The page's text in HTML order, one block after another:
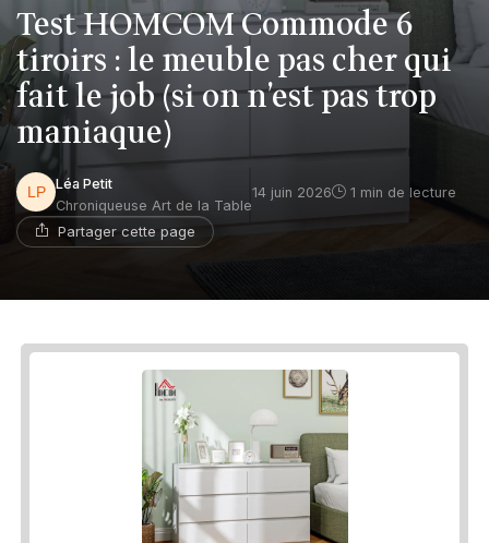
Test HOMCOM Commode 6
tiroirs : le meuble pas cher qui
fait le job (si on n’est pas trop
maniaque)
Léa Petit
Chroniqueuse Art de la Table
14 juin 2026 1 min de lecture
Partager cette page